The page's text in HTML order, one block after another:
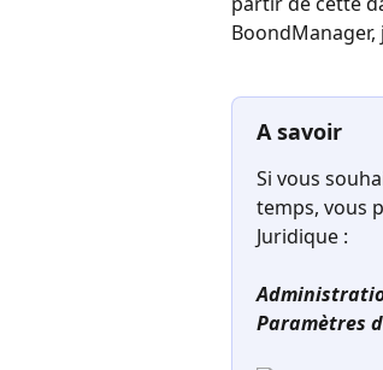
A savoir
Si vous
temps, vous
Juridique :
Paramètres